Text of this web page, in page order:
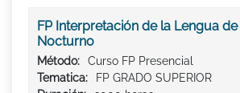
FP Interpretación de la Lengua
Nocturno
Método:
Curso FP Presencial
Tematica:
FP GRADO SUPERIOR